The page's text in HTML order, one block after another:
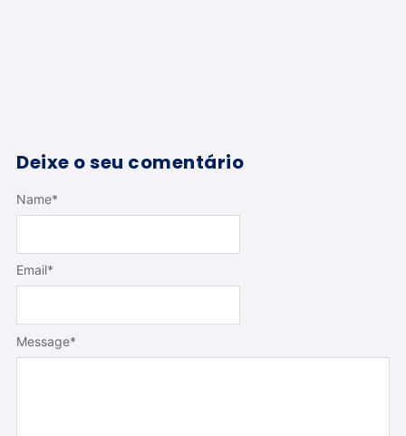
Deixe o seu comentário
Message*
Name*
Email*